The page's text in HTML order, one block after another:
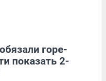
горе-
показать 2-